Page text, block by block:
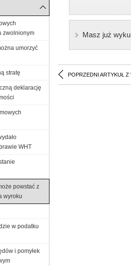
Masz już
POPRZEDNI ARTYKUŁ Z
zwolnionym
umorzyć
stratę
deklarację
WHT
powstać z
wyroku
w podatku
i pomyłek